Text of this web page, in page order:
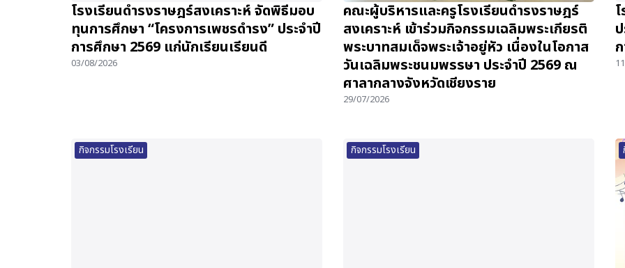
โรงเรียนดำรงราษฎร์สงเคราะห์ จัดพิธีมอบ
ทุนการศึกษา “โครงการเพชรดำรง” ประจำปี
การศึกษา 2569 แก่นักเรียนเรียนดี
03/08/2026
คณะผู้บริหารและครูโรงเรียนดำรงราษฎร์
สงเคราะห์ เข้าร่วมกิจกรรมเฉลิมพระเกียรติ
พระบาทสมเด็จพระเจ้าอยู่หัว เนื่องในโอกาส
วันเฉลิมพระชนมพรรษา ประจำปี 2569 ณ
ศาลากลางจังหวัดเชียงราย
29/07/2026
กิจกรรมโรงเรียน กิจกรรมโรงเรียน